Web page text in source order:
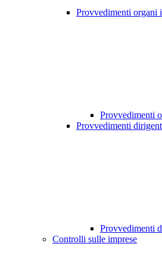
Provvedimenti organi
Provvedimenti
Provvedimenti
Provvedimenti
Controlli sulle imprese